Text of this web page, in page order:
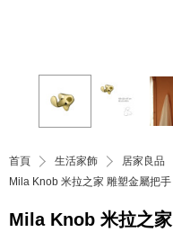
首頁 生活家飾 居家良品
Mila Knob 米拉之家 雕塑金屬把手
Mila Knob 米拉之家